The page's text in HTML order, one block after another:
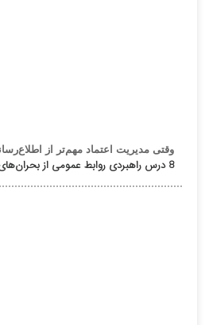
وقتی مدیریت اعتماد مهم‌تر از
8 درس راهبردی روابط عمومی از بحران‌های ۲۰۲۵